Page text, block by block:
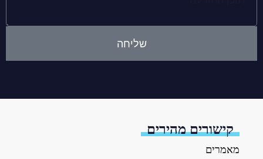
שליחה
קישורים מהירים
מאמרים